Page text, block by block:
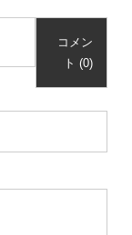
コメン
ト (0)